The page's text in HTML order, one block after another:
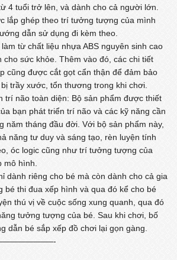
4 tuổi trở lên, và dành cho cả người lớn.
lắp ghép theo trí tưởng tượng của mình
dẫn sử dụng đi kèm theo.
từ chất liệu nhựa ABS nguyên sinh cao
cho sức khỏe. Thêm vào đó, các chi tiết
cũng được cắt gọt cẩn thận để đảm bảo
trầy xước, tổn thương trong khi chơi.
trí não toàn diện: Bộ sản phẩm được thiết
bạn phát triển trí não và các kỹ năng cần
năm tháng đầu đời. Với bộ sản phẩm này,
năng tư duy và sáng tạo, rèn luyện tính
óc logic cũng như trí tưởng tượng của
mô hình.
dành riêng cho bé mà còn dành cho cả gia
bé thi đua xếp hình và qua đó kể cho bé
thú vị về cuộc sống xung quanh, qua đó
tưởng tượng của bé. Sau khi chơi, bố
dẫn bé sắp xếp đồ chơi lại gọn gàng.